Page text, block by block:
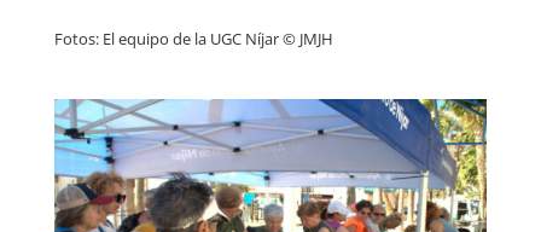
Fotos: El equipo de la UGC Níjar © JMJH